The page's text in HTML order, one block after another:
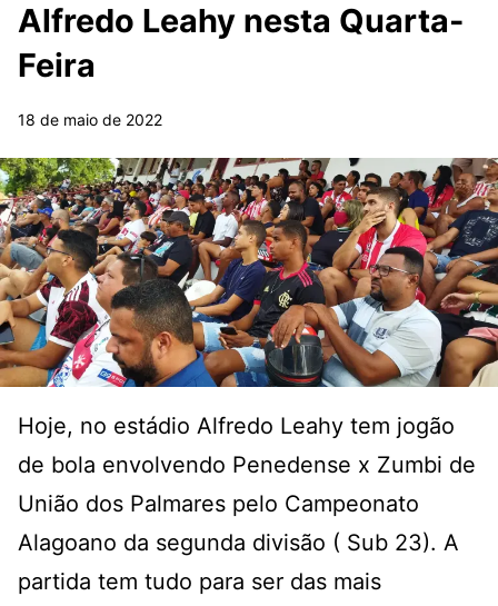
Alfredo Leahy nesta Quarta-
Feira
18 de maio de 2022
Hoje, no estádio Alfredo Leahy tem jogão
de bola envolvendo Penedense x Zumbi de
União dos Palmares pelo Campeonato
Alagoano da segunda divisão ( Sub 23). A
partida tem tudo para ser das mais